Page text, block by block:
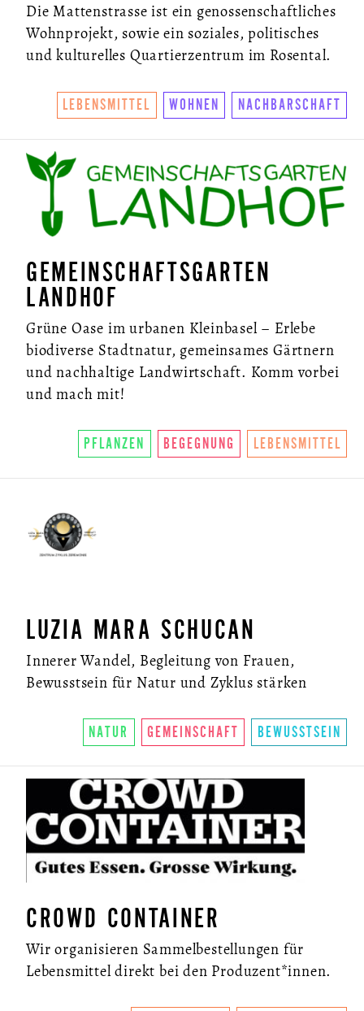
Die Mattenstrasse ist ein genossenschaftliches
Wohnprojekt, sowie ein soziales, politisches
und kulturelles Quartierzentrum im Rosental.
LEBENSMITTEL WOHNEN NACHBARSCHAFT
GEMEINSCHAFTSGARTEN
LANDHOF
Grüne Oase im urbanen Kleinbasel – Erlebe
biodiverse Stadtnatur, gemeinsames Gärtnern
und nachhaltige Landwirtschaft. Komm vorbei
und mach mit!
PFLANZEN BEGEGNUNG LEBENSMITTEL
LUZIA MARA SCHUCAN
Innerer Wandel, Begleitung von Frauen,
Bewusstsein für Natur und Zyklus stärken
NATUR GEMEINSCHAFT BEWUSSTSEIN
CROWD CONTAINER
Wir organisieren Sammelbestellungen für
Lebensmittel direkt bei den Produzent*innen.